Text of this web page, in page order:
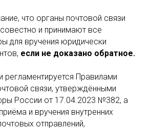
что органы почтовой связи
и принимают все
для вручения юридически
если не доказано обратное.
регламентируется Правилами
связи, утверждёнными
России от 17.04.2023 №382, а
и вручения внутренних
отправлений,